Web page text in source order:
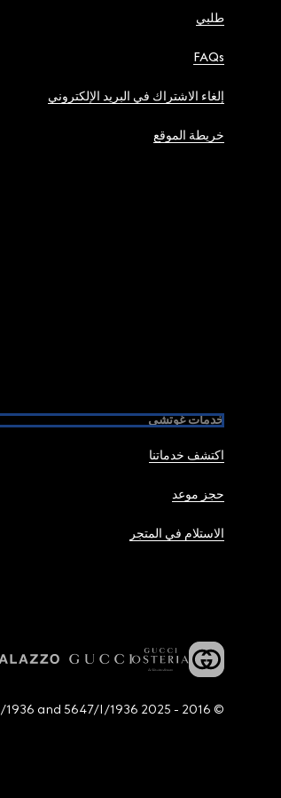
طلبي
FAQs
إلغاء الاشتراك في البريد الإلكتروني
خريطة الموقع
خدمات غوتشي
اكتشف خدماتنا
حجز موعد
الاستلام في المتجر
© 2016 - 2025 Guccio Gucci S.p.A. - All rights reserved. SIAE LICENCE # 2294/I/1936 and 5647/I/1936